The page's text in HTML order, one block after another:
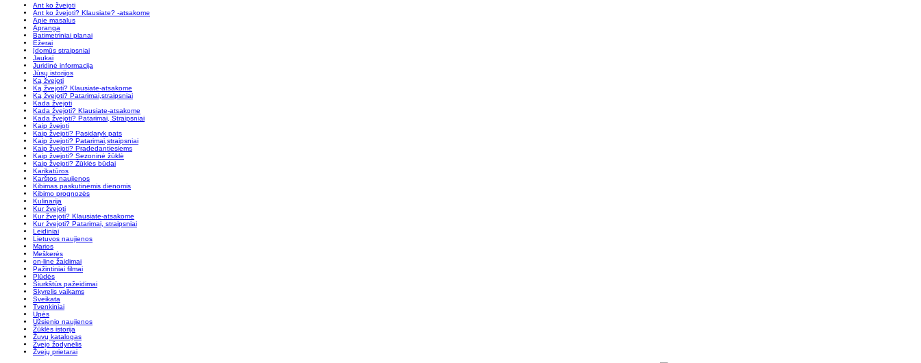
Ant ko žvejoti
Ant ko žvejoti? Klausiate? -atsakome
Apie masalus
Apranga
Batimetriniai planai
Ežerai
Įdomūs straipsniai
Jaukai
Juridinė informacija
Jūsų istorijos
Ką žvejoti
Ką žvejoti? Klausiate-atsakome
Ką žvejoti? Patarimai,straipsniai
Kada žvejoti
Kada žvejoti? Klausiate-atsakome
Kada žvejoti? Patarimai, Straipsniai
Kaip žvejoti
Kaip žvejoti? Pasidaryk pats
Kaip žvejoti? Patarimai,straipsniai
Kaip žvejoti? Pradedantiesiems
Kaip žvejoti? Sezoninė žūklė
Kaip žvejoti? Žūklės būdai
Karikatūros
Karštos naujienos
Kibimas paskutinėmis dienomis
Kibimo prognozės
Kulinarija
Kur žvejoti
Kur žvejoti? Klausiate-atsakome
Kur žvejoti? Patarimai, straipsniai
Leidiniai
Lietuvos naujienos
Marios
Meškerės
on-line žaidimai
Pažintiniai filmai
Plūdės
Šiurkštūs pažeidimai
Skyrelis vaikams
Sveikata
Tvenkiniai
Upės
Užsienio naujienos
Žūklės istorija
Žuvų katalogas
Žvejo žodynėlis
Žvejų prietarai